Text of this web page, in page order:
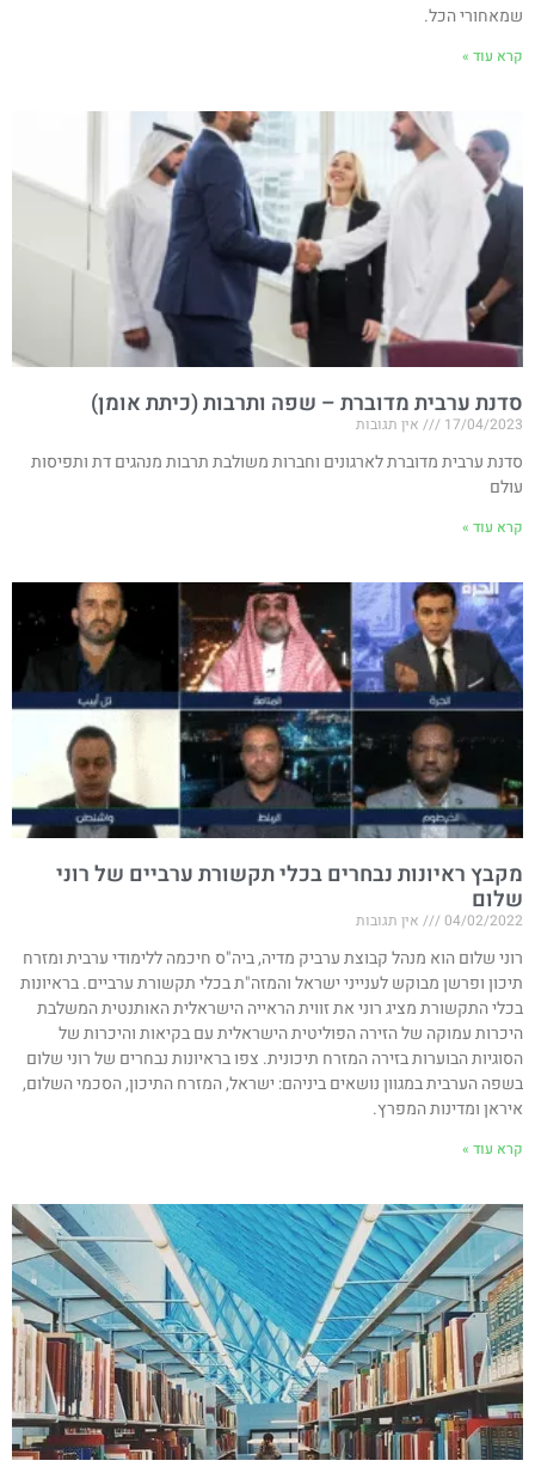
שמאחורי הכל.
קרא עוד »
סדנת ערבית מדוברת – שפה ותרבות (כיתת אומן)
17/04/2023 אין תגובות
סדנת ערבית מדוברת לארגונים וחברות משולבת תרבות מנהגים דת ותפיסות
עולם
קרא עוד »
מקבץ ראיונות נבחרים בכלי תקשורת ערביים של רוני
שלום
04/02/2022 אין תגובות
רוני שלום הוא מנהל קבוצת ערביק מדיה, ביה"ס חיכמה ללימודי ערבית ומזרח
תיכון ופרשן מבוקש לענייני ישראל והמזה"ת בכלי תקשורת ערביים. בראיונות
בכלי התקשורת מציג רוני את זווית הראייה הישראלית האותנטית המשלבת
היכרות עמוקה של הזירה הפוליטית הישראלית עם בקיאות והיכרות של
הסוגיות הבוערות בזירה המזרח תיכונית. צפו בראיונות נבחרים של רוני שלום
בשפה הערבית במגוון נושאים ביניהם: ישראל, המזרח התיכון, הסכמי השלום,
איראן ומדינות המפרץ.
קרא עוד »